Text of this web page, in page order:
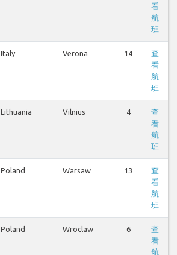
看
航
班
Italy Verona 14
查
看
航
班
Lithuania Vilnius 4
查
看
航
班
Poland Warsaw 13
查
看
航
班
Poland Wroclaw 6
查
看
航